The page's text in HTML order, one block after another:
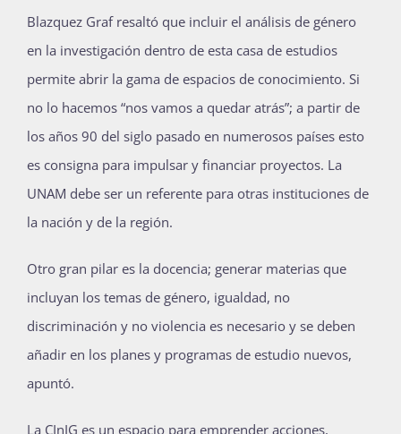
Blazquez Graf resaltó que incluir el análisis de género
en la investigación dentro de esta casa de estudios
permite abrir la gama de espacios de conocimiento. Si
no lo hacemos “nos vamos a quedar atrás”; a partir de
los años 90 del siglo pasado en numerosos países esto
es consigna para impulsar y financiar proyectos. La
UNAM debe ser un referente para otras instituciones de
la nación y de la región.
Otro gran pilar es la docencia; generar materias que
incluyan los temas de género, igualdad, no
discriminación y no violencia es necesario y se deben
añadir en los planes y programas de estudio nuevos,
apuntó.
La CInIG es un espacio para emprender acciones,